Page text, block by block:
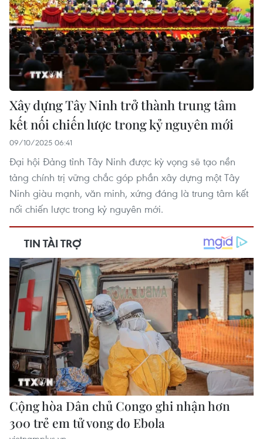
Xây dựng Tây Ninh trở thành trung tâm
kết nối chiến lược trong kỷ nguyên mới
09/10/2025 06:41
Đại hội Đảng tỉnh Tây Ninh được kỳ vọng sẽ tạo nền
tảng chính trị vững chắc góp phần xây dựng một Tây
Ninh giàu mạnh, văn minh, xứng đáng là trung tâm kết
nối chiến lược trong kỷ nguyên mới.